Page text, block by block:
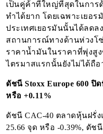
เป็นคู่ค้าที่ใหญ่ที่สุดในการ
ทำได้ยาก โดยเฉพาะเยอ
ประเทศเยอรมันนั้นได้ลดล
สถานการณ์ทางด้านห่วงโ
ราคาน้ำมันในราคาที่พุ่งสู
ไตรมาสแรกนั้นยังไม่ได้ถือ
ดัชนี Stoxx Europe 600 ปิ
หรือ +0.11%
ดัชนี CAC-40 ตลาดหุ้นฝรั่ง
25.66 จุด หรือ -0.39%, ดั